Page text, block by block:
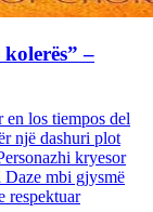
–
en los tiempos del
një dashuri plot
kryesor
Daze mbi gjysmë
respektuar